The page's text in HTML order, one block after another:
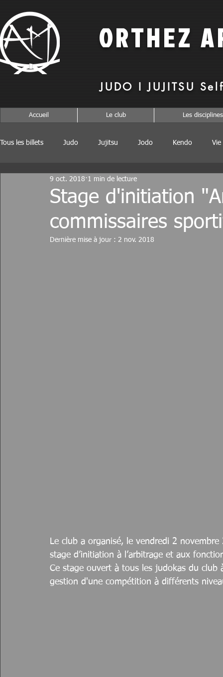
ORTHEZ
JUDO I JUJITSU
Accueil Le club Les disciplines
Tous les billets Judo Jujitsu Jodo Kendo Vie
Stage d'initiation
commissaires
9 oct. 2018 1 min de lecture
Dernière mise à jour : 2 nov. 2018
Le club a organisé, le vendredi 2
stage d’initiation à l’arbitrage et aux
Ce stage ouvert à tous les judokas du
gestion d'une compétition à différents